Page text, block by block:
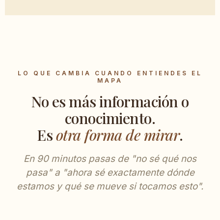
LO QUE CAMBIA CUANDO ENTIENDES EL
MAPA
No es más información o
conocimiento.
Esotra forma de mirar.
En 90 minutos pasas de "no sé qué nos
pasa" a "ahora sé exactamente dónde
estamos y qué se mueve si tocamos esto".